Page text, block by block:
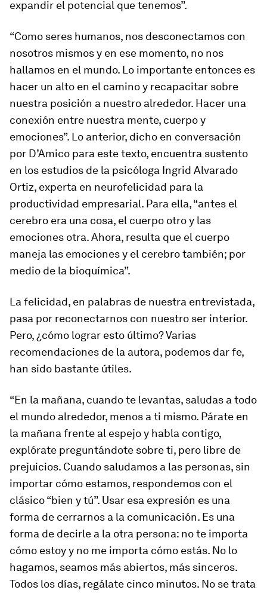
expandir el potencial que tenemos”.
“Como seres humanos, nos desconectamos con
nosotros mismos y en ese momento, no nos
hallamos en el mundo. Lo importante entonces es
hacer un alto en el camino y recapacitar sobre
nuestra posición a nuestro alrededor. Hacer una
conexión entre nuestra mente, cuerpo y
emociones”. Lo anterior, dicho en conversación
por D’Amico para este texto, encuentra sustento
en los estudios de la psicóloga Ingrid Alvarado
Ortiz, experta en neurofelicidad para la
productividad empresarial. Para ella, “antes el
cerebro era una cosa, el cuerpo otro y las
emociones otra. Ahora, resulta que el cuerpo
maneja las emociones y el cerebro también; por
medio de la bioquímica”.
La felicidad, en palabras de nuestra entrevistada,
pasa por reconectarnos con nuestro ser interior.
Pero, ¿cómo lograr esto último? Varias
recomendaciones de la autora, podemos dar fe,
han sido bastante útiles.
“En la mañana, cuando te levantas, saludas a todo
el mundo alrededor, menos a ti mismo. Párate en
la mañana frente al espejo y habla contigo,
explórate preguntándote sobre ti, pero libre de
prejuicios. Cuando saludamos a las personas, sin
importar cómo estamos, respondemos con el
clásico “bien y tú”. Usar esa expresión es una
forma de cerrarnos a la comunicación. Es una
forma de decirle a la otra persona: no te importa
cómo estoy y no me importa cómo estás. No lo
hagamos, seamos más abiertos, más sinceros.
Todos los días, regálate cinco minutos. No se trata